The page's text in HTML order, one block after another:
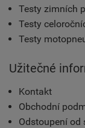
Testy zimních
Testy
Testy
Užitečné
Kontakt
Obchodní
Odstoupení od